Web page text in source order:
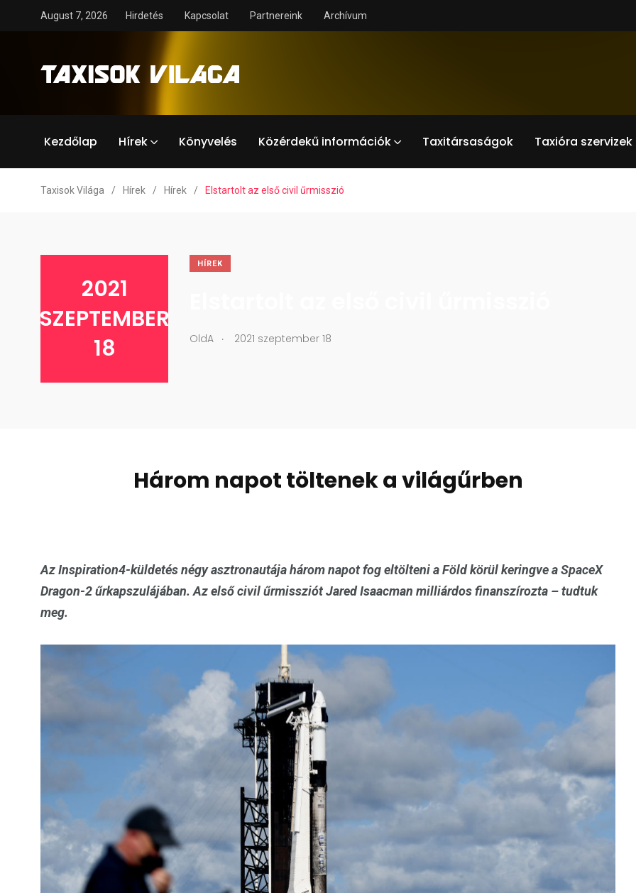
August 7, 2026 Hirdetés Kapcsolat Partnereink Archívum
Kezdőlap Hírek Könyvelés Közérdekű információk Taxitársaságok Taxióra szervizek
Taxisok Világa / Hírek / Hírek / Elstartolt az első civil űrmisszió
2021
SZEPTEMBER
18
HÍREK
OldA . 2021 szeptember 18
Három napot töltenek a világűrben
Az Inspiration4-küldetés négy asztronautája három napot fog eltölteni a Föld körül keringve a SpaceX
Dragon-2 űrkapszulájában. Az első civil űrmissziótJared Isaacman milliárdos finanszírozta – tudtuk
meg.